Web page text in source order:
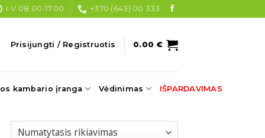
I-V 08.00-17.00 +370 (643) 00 333
Prisijungti / Registruotis 0.00€
kambario įranga Vėdinimas IŠPARDAVIMAS